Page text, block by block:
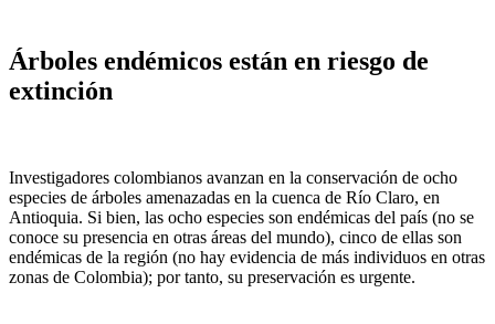
Árboles endémicos están en riesgo de
extinción
Investigadores colombianos avanzan en la conservación de ocho
especies de árboles amenazadas en la cuenca de Río Claro, en
Antioquia. Si bien, las ocho especies son endémicas del país (no se
conoce su presencia en otras áreas del mundo), cinco de ellas son
endémicas de la región (no hay evidencia de más individuos en otras
zonas de Colombia); por tanto, su preservación es urgente.